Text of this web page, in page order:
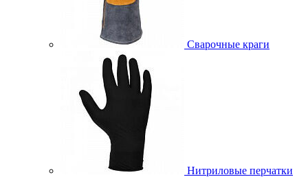
Сварочные краги
Нитриловые перчатки